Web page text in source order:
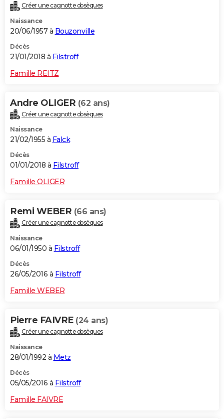
Créer une cagnotte obsèques
Naissance
20/06/1957 à Bouzonville
Décès
21/01/2018 à Filstroff
Famille REITZ
Andre OLIGER (62 ans)
Créer une cagnotte obsèques
Naissance
21/02/1955 à Falck
Décès
01/01/2018 à Filstroff
Famille OLIGER
Remi WEBER (66 ans)
Créer une cagnotte obsèques
Naissance
06/01/1950 à Filstroff
Décès
26/05/2016 à Filstroff
Famille WEBER
Pierre FAIVRE (24 ans)
Créer une cagnotte obsèques
Naissance
28/01/1992 à Metz
Décès
05/05/2016 à Filstroff
Famille FAIVRE